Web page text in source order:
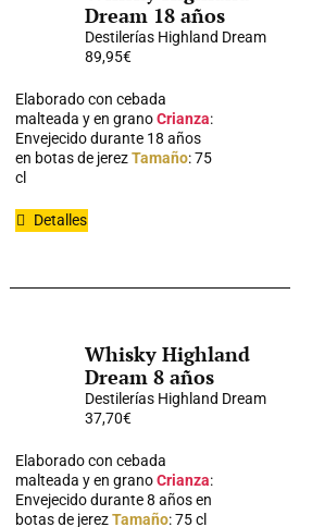
Dream 18 años
Destilerías Highland Dream
89,95€
Elaborado con cebada
malteada y en granoCrianza:
Envejecido durante 18 años
en botas de jerezTamaño: 75
cl
Detalles
Whisky Highland
Dream 8 años
Destilerías Highland Dream
37,70€
Elaborado con cebada
malteada y en granoCrianza:
Envejecido durante 8 años en
botas de jerezTamaño: 75 cl